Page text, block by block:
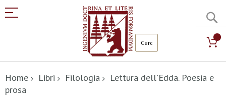
al
contenuto
Home Libri Filologia
Lettura dell'Edda. Poesia e
prosa